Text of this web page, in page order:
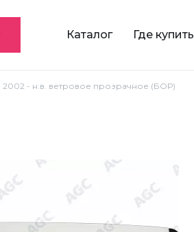
Каталог Где купить
2002 - н.в. ветровое прозрачное (БОР)